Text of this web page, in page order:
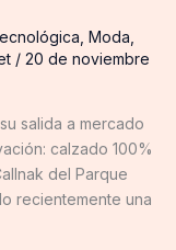
Moda
/ 20 de noviembre
salida a mercado
calzado 100%
del Parque
recientemente una